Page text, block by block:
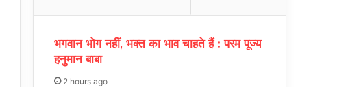
भगवान भोग नहीं, भक्त का भाव चाहते हैं : परम पूज्य
हनुमान बाबा
2 hours ago